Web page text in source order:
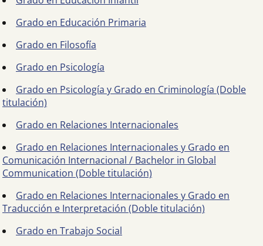
Grado en Educación Primaria
Grado en Filosofía
Grado en Psicología
Grado en Psicología y Grado en Criminología (Doble
titulación)
Grado en Relaciones Internacionales
Grado en Relaciones Internacionales y Grado en
Comunicación Internacional / Bachelor in Global
Communication (Doble titulación)
Grado en Relaciones Internacionales y Grado en
Traducción e Interpretación (Doble titulación)
Grado en Trabajo Social